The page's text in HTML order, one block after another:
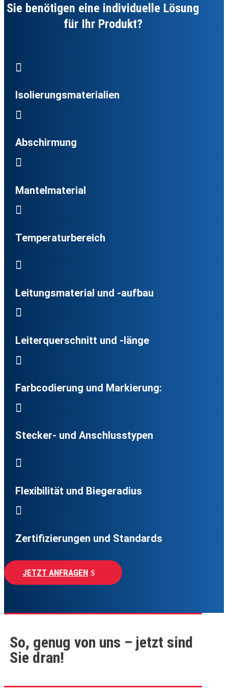
Sie benötigen eine individuelle Lösung
für Ihr Produkt?

Isolierungsmaterialien

Abschirmung

Mantelmaterial

Temperaturbereich

Leitungsmaterial und -aufbau

Leiterquerschnitt und -länge

Farbcodierung und Markierung:

Stecker- und Anschlusstypen

Flexibilität und Biegeradius

Zertifizierungen und Standards
JETZT ANFRAGEN
So, genug von uns – jetzt sind
Sie dran!